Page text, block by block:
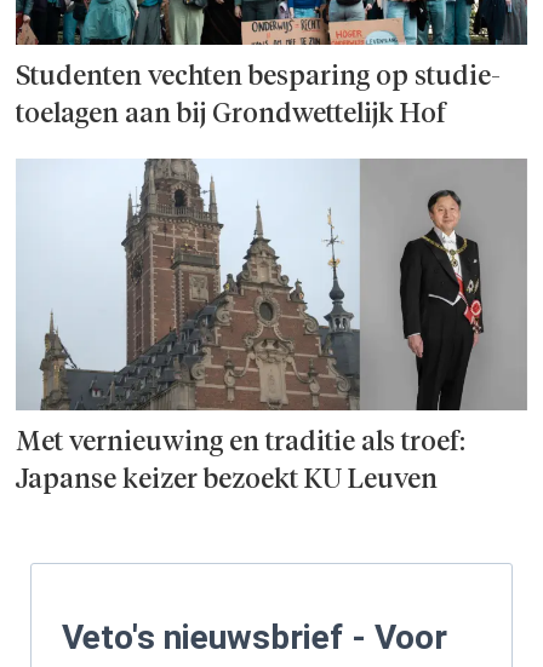
Studenten vechten besparing op studie­
toelagen aan bij Grondwettelijk Hof
Met vernieuwing en traditie als troef:
Japanse keizer bezoekt KU Leuven
Veto's nieuwsbrief - Voor